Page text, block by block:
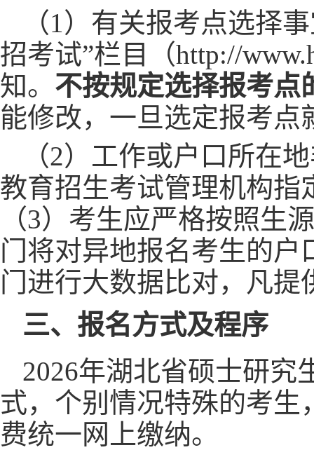
（1） 有关报考点选择
招考试”栏目（http://
知。 不按规定选择报考点
能修改，一旦选定报考
（2） 工作或户口所在
教育招生考试管理机构指
（3）考生应严格按照生
门将对异地报名考生的
门进行大数据比对，凡
三、报名方式及程序
2026年湖北省硕士研究
式，个别情况特殊的考
费统一网上缴纳。